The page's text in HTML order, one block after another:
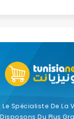
Spécialiste De La
Du Plus